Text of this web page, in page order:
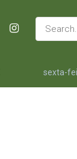
sexta-